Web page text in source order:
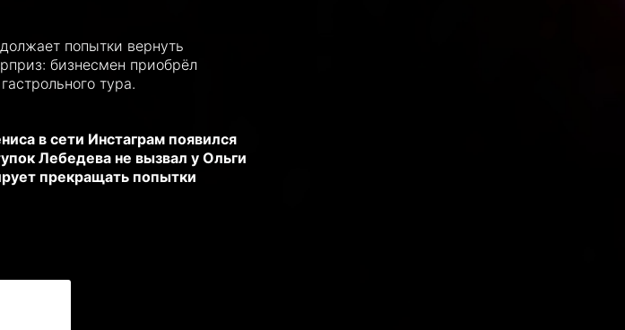
попытки вернуть
бизнесмен приобрёл
тура.
в сети Инстаграм появился
Лебедева не вызвал у Ольги
прекращать попытки